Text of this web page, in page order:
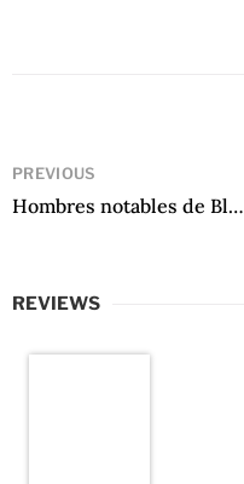
PREVIOUS
Hombres notables de Blanca Strepponi
REVIEWS